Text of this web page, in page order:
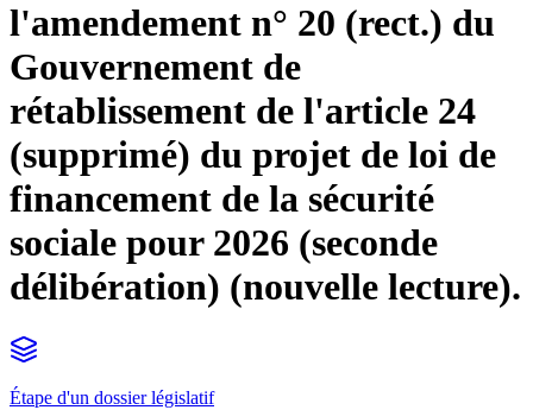
l'amendement n° 20 (rect.) du
Gouvernement de
rétablissement de l'article 24
(supprimé) du projet de loi de
financement de la sécurité
sociale pour 2026 (seconde
délibération) (nouvelle lecture).
Étape d'un dossier législatif